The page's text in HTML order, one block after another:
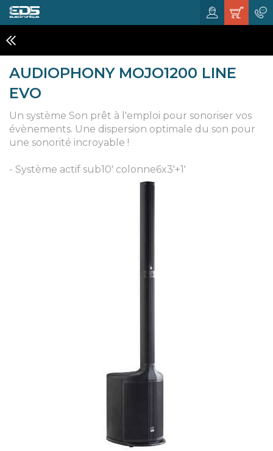
AUDIOPHONY MOJO1200 LINE
EVO
Un système Son prêt à l'emploi pour sonoriser vos
évènements. Une dispersion optimale du son pour
une sonorité incroyable !
- Système actif sub10' colonne6x3'+1'